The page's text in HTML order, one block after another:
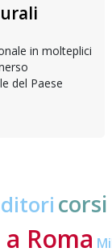
in molteplici
del Paese
Roma